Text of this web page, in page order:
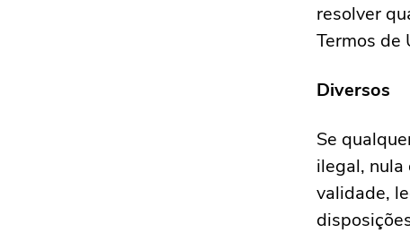
resolver
Termos de
Diversos
Se
ilegal,
validade,